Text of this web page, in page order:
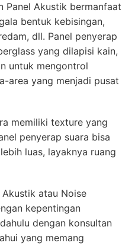
Panel Akustik bermanfaat
bentuk kebisingan,
dll. Panel penyerap
yang dilapisi kain,
untuk mengontrol
area yang menjadi pusat
memiliki texture yang
penyerap suara bisa
luas, layaknya ruang
atau Noise
kepentingan
dengan konsultan
yang memang